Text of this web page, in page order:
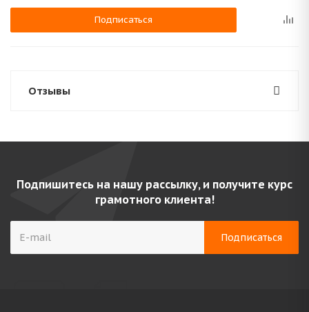
Подписаться
Отзывы
Подпишитесь на нашу рассылку, и получите курс
грамотного клиента!